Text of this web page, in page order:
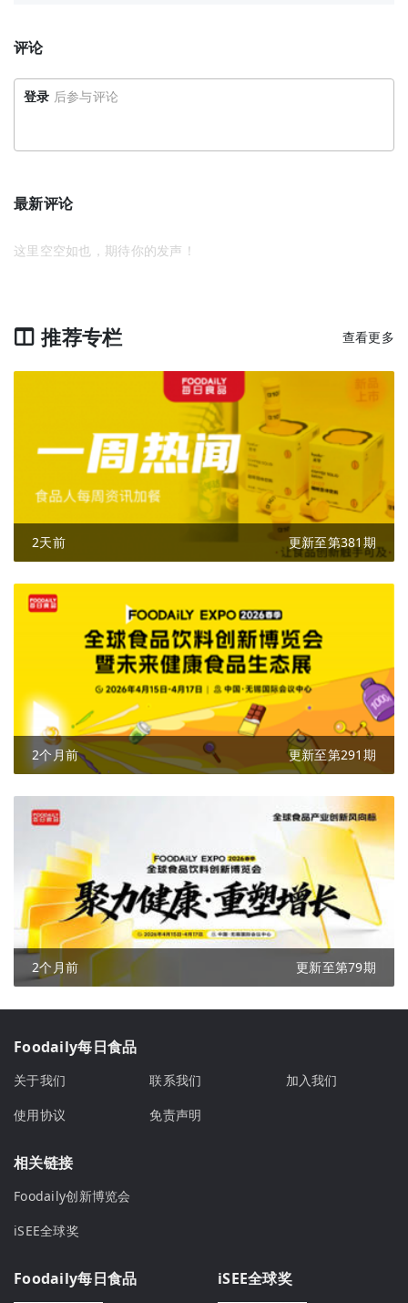
评论
登录 后参与评论
最新评论
这里空空如也，期待你的发声！
推荐专栏 查看更多
2天前 更新至第381期
2个月前 更新至第291期
2个月前 更新至第79期
Foodaily每日食品
关于我们 联系我们
加入我们
使用协议
免责声明
相关链接
Foodaily创新博览会
iSEE全球奖
Foodaily每日食品 iSEE全球奖